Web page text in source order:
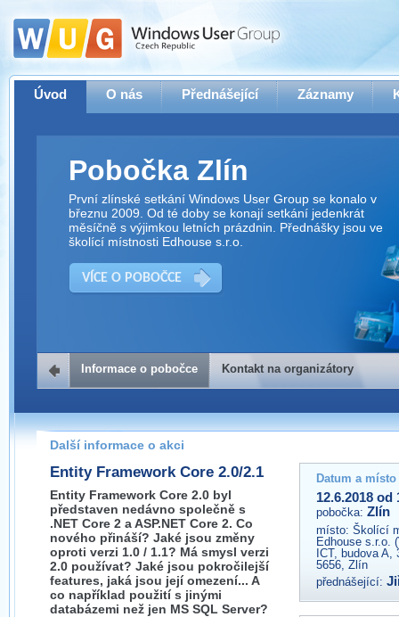
Úvod O nás Přednášející Záznamy
Pobočka Zlín
První zlínské setkání Windows User Group se konalo v
březnu 2009. Od té doby se konají setkání jedenkrát
měsíčně s výjimkou letních prázdnin. Přednášky jsou ve
školící místnosti Edhouse s.r.o.
VÍCE O POBOČCE
Kontakt na organizátory
Pokud máte jakýkoliv dotaz na organizátory této akce,
prosím neváhejte nás kontaktovat na e-mailu:
zlin@wug.cz
Informace o pobočce Kontakt na organizátory
Další informace o akci
Entity Framework Core 2.0/2.1
Entity Framework Core 2.0 byl
představen nedávno společně s
.NET Core 2 a ASP.NET Core 2. Co
nového přináší? Jaké jsou změny
oproti verzi 1.0 / 1.1? Má smysl verzi
2.0 používat? Jaké jsou pokročilejší
features, jaká jsou její omezení... A
co například použití s jinými
databázemi než jen MS SQL Server?
Datum a
12.6.2018 od
pobočka: Zlín
místo: Školící
Edhouse s.r.o.
ICT, budova
5656, Zlín
přednášející: